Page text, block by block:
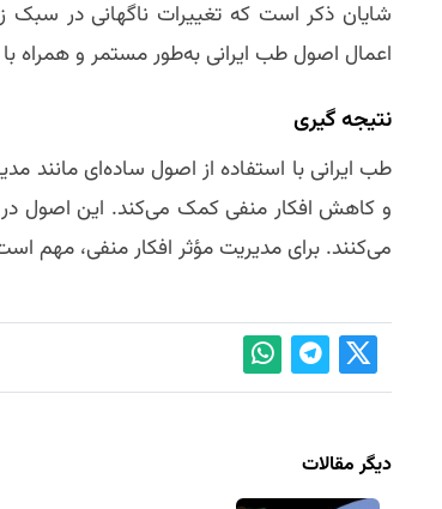
شایان ذکر است که تغییرات ناگهانی در سبک
اعمال اصول طب ایرانی به‌طور مستمر و همراه
نتیجه‌ گیری
طب ایرانی با استفاده از اصول ساده‌ای
و کاهش افکار منفی کمک می‌کند. این اصول در
می‌کنند. برای مدیریت مؤثر افکار منفی، مهم
دیگر مقالات